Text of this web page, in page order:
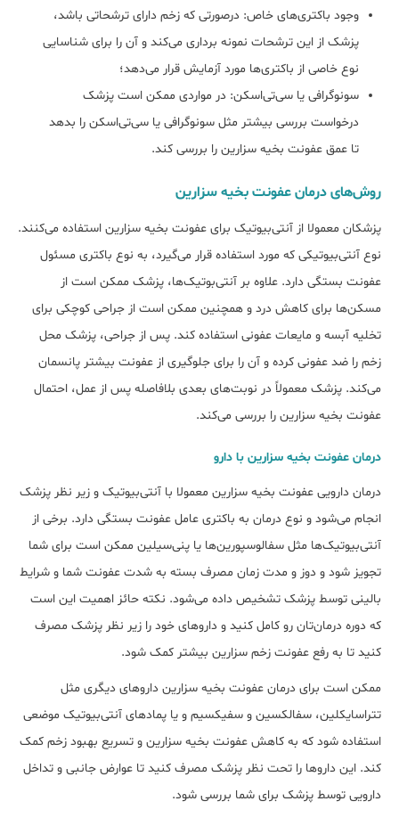
وجود باکتری‌های خاص: درصورتی که زخم دارای ترشحاتی باشد،
پزشک از این ترشحات نمونه برداری می‌کند و آن را برای شناسایی
نوع خاصی از باکتری‌ها مورد آزمایش قرار می‌دهد؛
سونوگرافی یا سی‌تی‌اسکن: در مواردی ممکن است پزشک
درخواست بررسی بیشتر مثل سونوگرافی یا سی‌تی‌اسکن را بدهد
تا عمق عفونت بخیه سزارین را بررسی کند.
روش‌های درمان عفونت بخیه سزارین
پزشکان معمولا از آنتی‌بیوتیک برای عفونت بخیه سزارین استفاده می‌کنند.
نوع آنتی‌بیوتیکی که مورد استفاده قرار می‌گیرد، به نوع باکتری مسئول
عفونت بستگی دارد. علاوه بر آنتی‌بوتیک‌ها، پزشک ممکن است از
مسکن‌ها برای کاهش درد و همچنین ممکن است از جراحی کوچکی برای
تخلیه آبسه و مایعات عفونی استفاده کند. پس از جراحی، پزشک محل
زخم را ضد عفونی کرده و آن را برای جلوگیری از عفونت بیشتر پانسمان
می‌کند. پزشک معمولاً در نوبت‌های بعدی بلافاصله پس از عمل، احتمال
عفونت بخیه سزارین را بررسی می‌کند.
درمان عفونت بخیه سزارین با دارو
درمان دارویی عفونت بخیه سزارین معمولا با آنتی‌بیوتیک و زیر نظر پزشک
انجام می‌شود و نوع درمان به باکتری عامل عفونت بستگی دارد. برخی از
آنتی‌بیوتیک‌ها مثل سفالوسپورین‌ها یا پنی‌سیلین‌ ممکن است برای شما
تجویز شود و دوز و مدت زمان مصرف بسته به شدت عفونت شما و شرایط
بالینی توسط پزشک تشخیص داده می‌شود. نکته حائز اهمیت این است
که دوره درمان‌تان رو کامل کنید و داروهای خود را زیر نظر پزشک مصرف
کنید تا به رفع عفونت زخم سزارین بیشتر کمک شود.
ممکن است برای درمان عفونت بخیه سزارین داروهای دیگری مثل
تتراسایکلین، سفالکسین و سفیکسیم و یا پمادهای آنتی‌بیوتیک موضعی
استفاده شود که به کاهش عفونت بخیه سزارین و تسریع بهبود زخم کمک
کند. این داروها را تحت نظر پزشک مصرف کنید تا عوارض جانبی و تداخل
دارویی توسط پزشک برای شما بررسی شود.